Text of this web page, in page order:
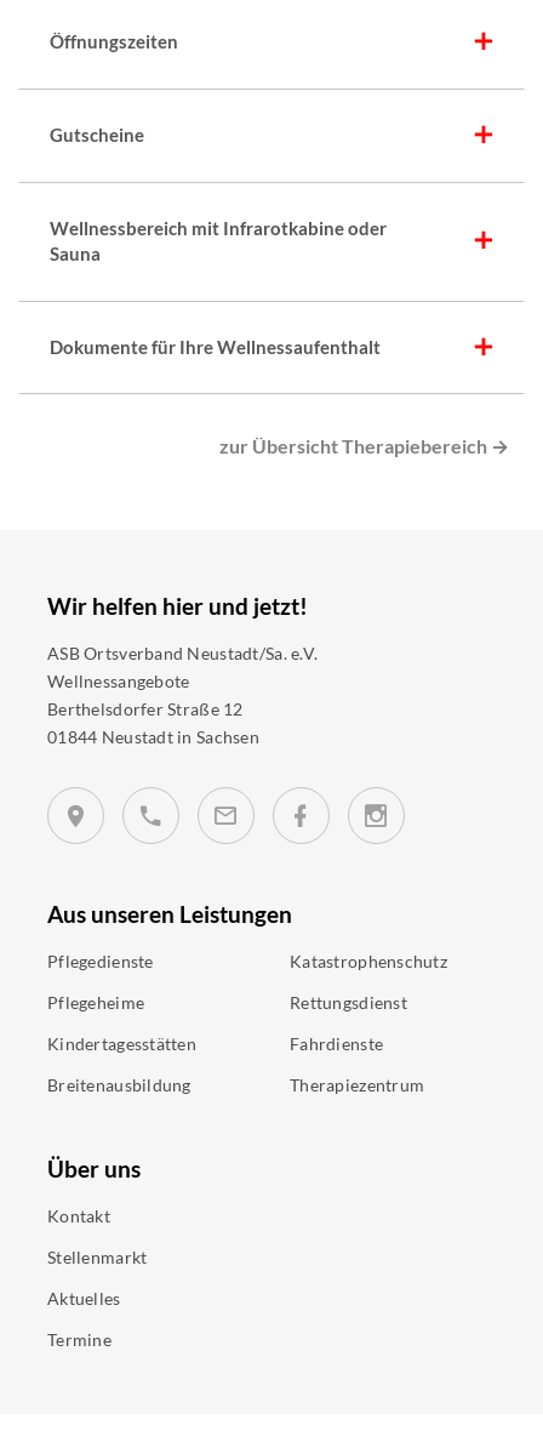
Öffnungszeiten
Gutscheine
Wellnessbereich mit Infrarotkabine oder
Sauna
Dokumente für Ihre Wellnessaufenthalt
zur Übersicht Therapiebereich →
Wir helfen hier und jetzt!
ASB Ortsverband Neustadt/Sa. e.V.
Wellnessangebote
Berthelsdorfer Straße 12
01844 Neustadt in Sachsen
Aus unseren Leistungen
Pflegedienste
Pflegeheime
Kindertagesstätten
Breitenausbildung
Katastrophenschutz
Rettungsdienst
Fahrdienste
Therapiezentrum
Über uns
Kontakt
Stellenmarkt
Aktuelles
Termine